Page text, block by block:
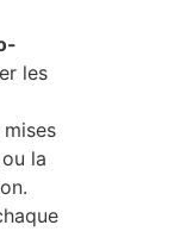
les
mises
la